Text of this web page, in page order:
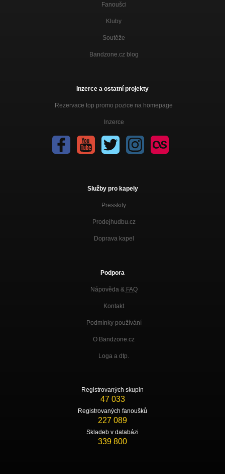
Fanoušci
Kluby
Soutěže
Bandzone.cz blog
Inzerce a ostatní projekty
Rezervace top promo pozice na homepage
Inzerce
Služby pro kapely
Presskity
Prodejhudbu.cz
Doprava kapel
Podpora
Nápověda & FAQ
Kontakt
Podmínky používání
O Bandzone.cz
Loga a dtp.
Registrovaných skupin
47 033
Registrovaných fanoušků
227 089
Skladeb v databázi
339 800